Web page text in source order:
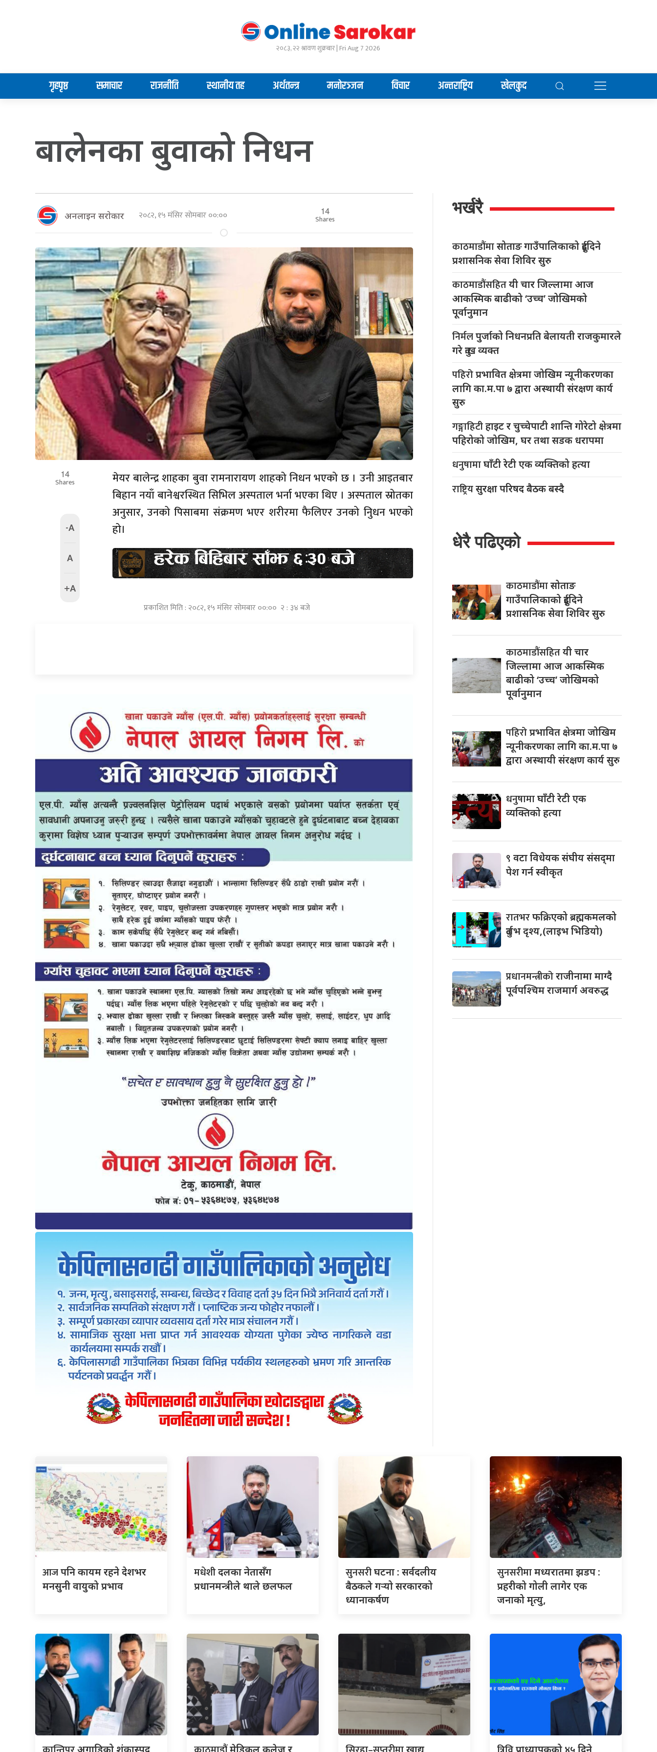
२०८३, २२ श्रावण शुक्रबार | Fri Aug 7 2026
गृहपृष्ठ समाचार राजनीति स्थानीय तह अर्थतन्त्र मनोरञ्जन विचार अन्तराष्ट्रिय खेलकुद
बालेनका बुवाको निधन
अनलाइन सराेकार २०८२, १५ मंसिर सोमबार ००:०० 14
Shares
14
Shares
-A
A
+A
मेयर बालेन्द्र शाहका बुवा रामनारायण शाहको निधन भएको छ । उनी आइतबार
बिहान नयाँ बानेश्वरस्थित सिभिल अस्पताल भर्ना भएका थिए । अस्पताल स्रोतका
अनुसार, उनको पिसाबमा संक्रमण भएर शरीरमा फैलिएर उनको निुधन भएको
हो।
प्रकाशित मिति : २०८२, १५ मंसिर सोमबार ००:०० २ : ३४ बजे
भर्खरै
काठमाडौंमासोताङ गाउँपालिकाको दुईदिने
प्रशासनिक सेवा शिविर सुरु
काठमाडौंसहितयी चार जिल्लामा आज
आकस्मिक बाढीको ‘उच्च’ जोखिमको
पूर्वानुमान
निर्मलपुर्जाको निधनप्रति बेलायती राजकुमारले
गरे दुःख व्यक्त
पहिरोप्रभावित क्षेत्रमा जोखिम न्यूनीकरणका
लागि का.म.पा ७ द्वारा अस्थायी संरक्षण कार्य
सुरु
गङ्गाहिटीहाइट र चुच्चेपाटी शान्ति गोरेटो क्षेत्रमा
पहिरोको जोखिम, घर तथा सडक धरापमा
धनुषामाघाँटी रेटी एक व्यक्तिको हत्या
राष्ट्रियसुरक्षा परिषद बैठक बस्दै
धेरै पढिएको
काठमाडौंमासोताङ
गाउँपालिकाको दुईदिने
प्रशासनिक सेवा शिविर सुरु
काठमाडौंसहितयी चार
जिल्लामा आज आकस्मिक
बाढीको ‘उच्च’ जोखिमको
पूर्वानुमान
पहिरोप्रभावित क्षेत्रमा जोखिम
न्यूनीकरणका लागि का.म.पा ७
द्वारा अस्थायी संरक्षण कार्य सुरु
धनुषामाघाँटी रेटी एक
व्यक्तिको हत्या
९वटा विधेयक संघीय संसद्‌मा
पेश गर्न स्वीकृत
रातभरफक्रिएको ब्रह्मकमलको
दुर्लभ दृश्य,(लाइभ भिडियो)
प्रधानमन्त्रीकोराजीनामा माग्दै
पूर्वपश्चिम राजमार्ग अवरुद्ध
आजपनि कायम रहने देशभर
मनसुनी वायुको प्रभाव
मधेशीदलका नेतासँग
प्रधानमन्त्रीले थाले छलफल
सुनसरीघटना : सर्वदलीय
बैठकले गर्‍यो सरकारको
ध्यानाकर्षण
सुनसरीमामध्यरातमा झडप :
प्रहरीको गोली लागेर एक
जनाको मृत्यु,